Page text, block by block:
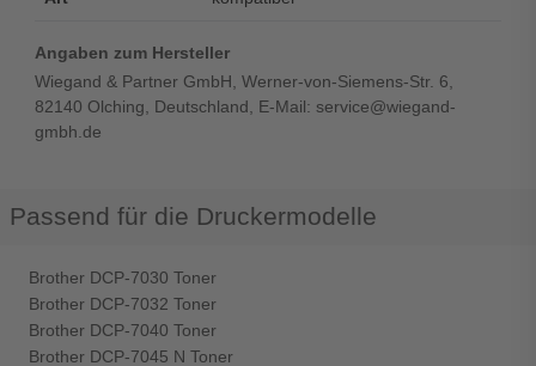
Angaben zum Hersteller
Wiegand & Partner GmbH, Werner-von-Siemens-Str. 6,
82140 Olching, Deutschland, E-Mail: service@wiegand-
gmbh.de
Passend für die Druckermodelle
Brother DCP-7030 Toner
Brother DCP-7032 Toner
Brother DCP-7040 Toner
Brother DCP-7045 N Toner